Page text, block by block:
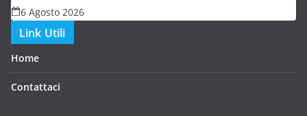
6 Agosto 2026
Link Utili
Home
Contattaci